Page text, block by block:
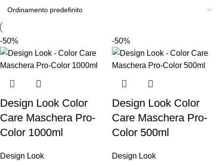
-50%
Design Look Color
Care Maschera Pro-
Color 1000ml
Design Look
-50%
Design Look Color
Care Maschera Pro-
Color 500ml
Design Look